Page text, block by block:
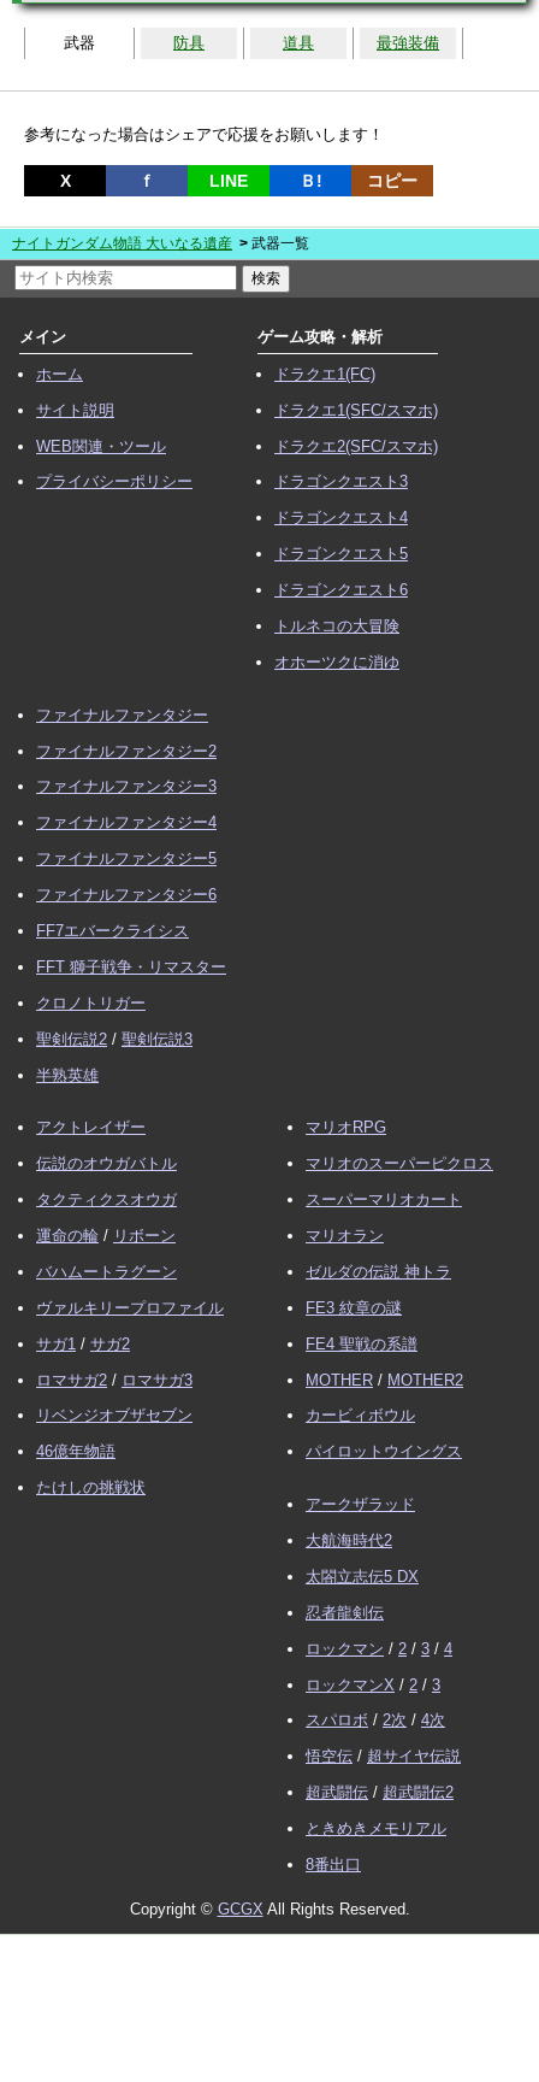
武器 防具 道具 最強装備
参考になった場合はシェアで応援をお願いします！
X ｆ LINE Ｂ! コピー
ナイトガンダム物語 大いなる遺産 武器一覧
メイン
ホーム
サイト説明
WEB関連・ツール
プライバシーポリシー
ゲーム攻略・解析
ドラクエ1(FC)
ドラクエ1(SFC/スマホ)
ドラクエ2(SFC/スマホ)
ドラゴンクエスト3
ドラゴンクエスト4
ドラゴンクエスト5
ドラゴンクエスト6
トルネコの大冒険
オホーツクに消ゆ
ファイナルファンタジー
ファイナルファンタジー2
ファイナルファンタジー3
ファイナルファンタジー4
ファイナルファンタジー5
ファイナルファンタジー6
FF7エバークライシス
FFT 獅子戦争・リマスター
クロノトリガー
聖剣伝説2 / 聖剣伝説3
半熟英雄
アクトレイザー
伝説のオウガバトル
タクティクスオウガ
運命の輪 / リボーン
バハムートラグーン
ヴァルキリープロファイル
サガ1 / サガ2
ロマサガ2 / ロマサガ3
リベンジオブザセブン
46億年物語
たけしの挑戦状
マリオRPG
マリオのスーパーピクロス
スーパーマリオカート
マリオラン
ゼルダの伝説 神トラ
FE3 紋章の謎
FE4 聖戦の系譜
MOTHER / MOTHER2
カービィボウル
パイロットウイングス
アークザラッド
大航海時代2
太閤立志伝5 DX
忍者龍剣伝
ロックマン / 2 / 3 / 4
ロックマンX / 2 / 3
スパロボ / 2次 / 4次
悟空伝 / 超サイヤ伝説
超武闘伝 / 超武闘伝2
ときめきメモリアル
8番出口
Copyright © GCGX All Rights Reserved.